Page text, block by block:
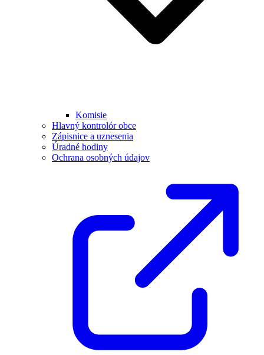
Komisie
Hlavný kontrolór obce
Zápisnice a uznesenia
Úradné hodiny
Ochrana osobných údajov